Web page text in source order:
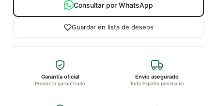
Consultar por WhatsApp
Guardar en lista de deseos
Garantía oficial
Producto garantizado
Envío asegurado
Toda España peninsular